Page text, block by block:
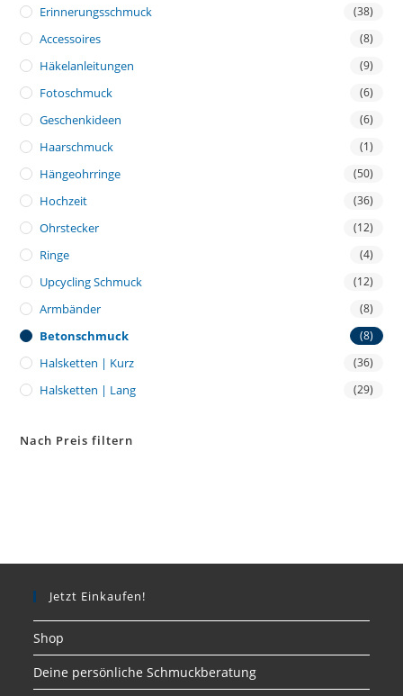
Erinnerungsschmuck (38)
Accessoires (8)
Häkelanleitungen (9)
Fotoschmuck (6)
Geschenkideen (6)
Haarschmuck (1)
Hängeohrringe (50)
Hochzeit (36)
Ohrstecker (12)
Ringe (4)
Upcycling Schmuck (12)
Armbänder (8)
Betonschmuck (8)
Halsketten | Kurz (36)
Halsketten | Lang (29)
Nach Preis filtern
Jetzt Einkaufen!
Shop
Deine persönliche Schmuckberatung